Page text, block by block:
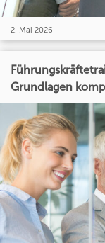
2. Mai 2026
Grundlagen